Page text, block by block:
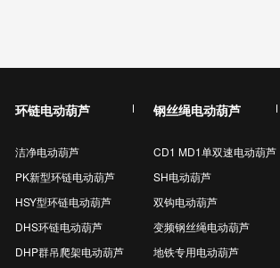
环链电动葫芦
洁净电动葫芦
PK新型环链电动葫芦
HSY型环链电动葫芦
DHS环链电动葫芦
DHP群吊爬架电动葫芦
钢丝绳电动葫芦
CD1 MD1单双速电动葫芦
SH电动葫芦
双钩电动葫芦
变频钢丝绳电动葫芦
地铁专用电动葫芦